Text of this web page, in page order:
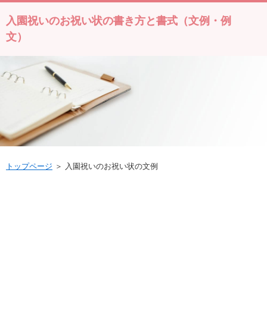
入園祝いのお祝い状の書き方と書式（文例・例
文）
トップページ ＞ 入園祝いのお祝い状の文例